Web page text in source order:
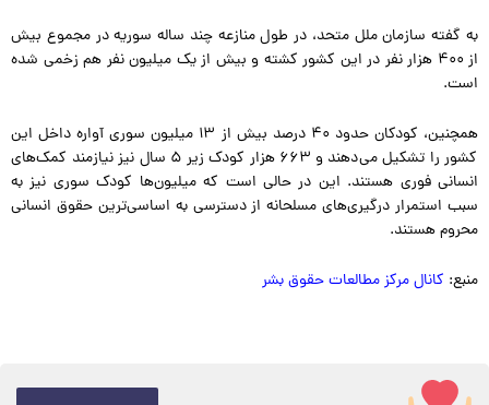
به گفته سازمان ملل متحد، در طول منازعه چند ساله سوریه در مجموع بیش
از ۴۰۰ هزار نفر در این کشور کشته و بیش از یک میلیون نفر هم زخمی شده
است.
همچنین، کودکان حدود ۴۰ درصد بیش از ۱۳ میلیون سوری آواره داخل این
کشور را تشکیل می‌دهند و ۶۶۳ هزار کودک زیر ۵ سال نیز نیازمند کمک‌های
انسانی فوری هستند. این در حالی است که میلیون‌ها کودک سوری نیز به
سبب استمرار درگیری‌های مسلحانه از دسترسی به اساسی‌ترین حقوق انسانی
محروم هستند.
منبع: کانال مرکز مطالعات حقوق بشر